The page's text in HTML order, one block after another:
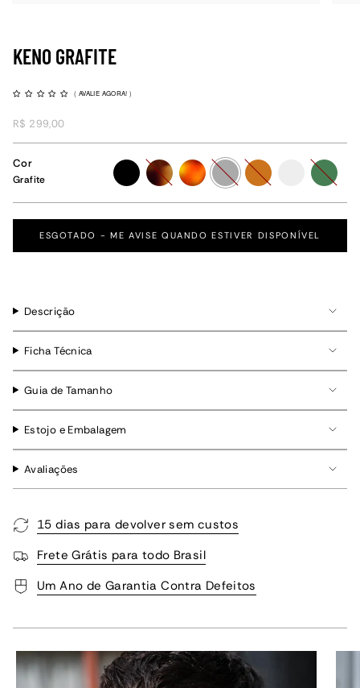
KENO GRAFITE
( AVALIE AGORA!)
R$ 299,00
Cor
Grafite
preto tartarugahavanagrafitecaramelocristalverde
ESGOTADO - ME AVISE QUANDO ESTIVER DISPONÍVEL
Descrição
Ficha Técnica
Guia de Tamanho
Estojo e Embalagem
Avaliações
15 dias para devolver sem custos
Frete Grátis para todo Brasil
Um Ano de Garantia Contra Defeitos